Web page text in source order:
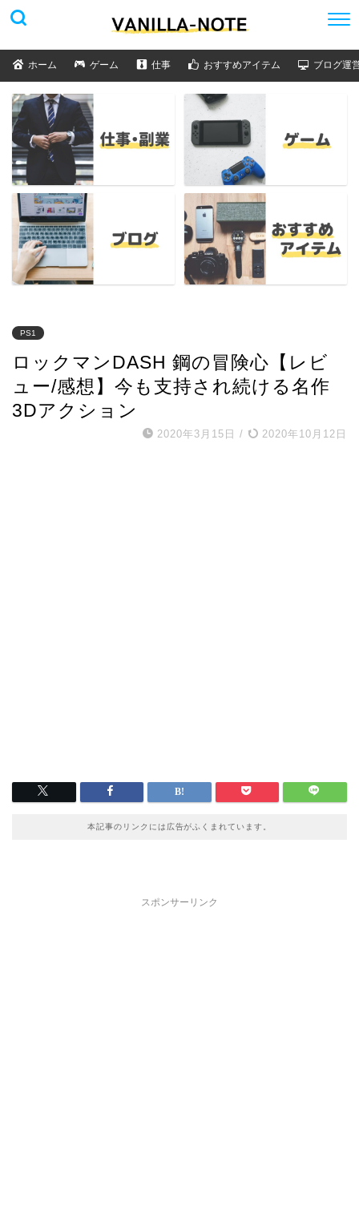
ホーム ゲーム 仕事 おすすめアイテム ブログ運
PS1
ロックマンDASH 鋼の冒険心【レビ
ュー/感想】今も支持され続ける名作
3Dアクション
2020年3月15日 / 2020年10月12日
本記事のリンクには広告がふくまれています。
スポンサーリンク